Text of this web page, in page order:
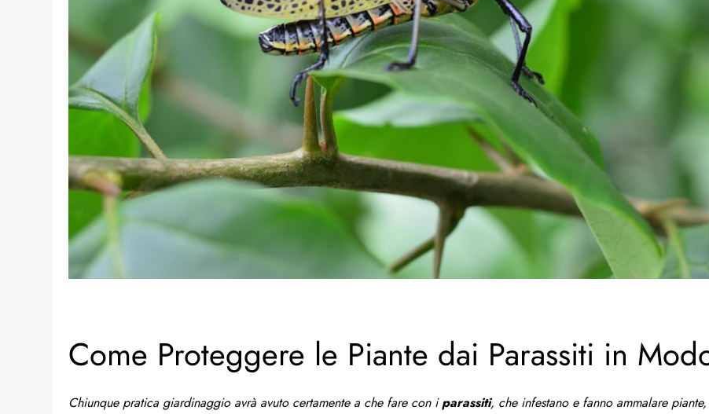
Come Proteggere le Piante dai Parassiti in
Chiunque pratica giardinaggio avrà avuto certamente a che fare con iparassiti, che infestano e fanno ammalare